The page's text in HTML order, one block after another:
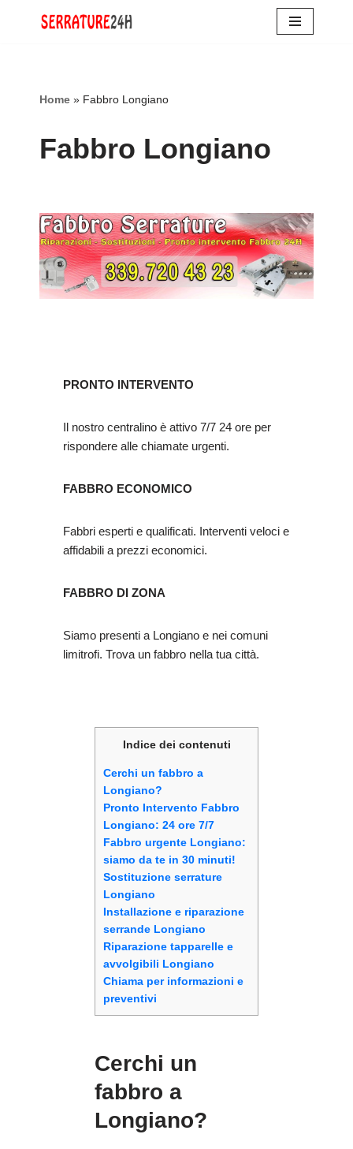
Home » Fabbro Longiano
Fabbro Longiano
PRONTO INTERVENTO
Il nostro centralino è attivo 7/7 24 ore per
rispondere alle chiamate urgenti.
FABBRO ECONOMICO
Fabbri esperti e qualificati. Interventi veloci e
affidabili a prezzi economici.
FABBRO DI ZONA
Siamo presenti a Longiano e nei comuni
limitrofi. Trova un fabbro nella tua città.
Indice dei contenuti
Cerchi un fabbro a
Longiano?
Pronto Intervento Fabbro
Longiano: 24 ore 7/7
Fabbro urgente Longiano:
siamo da te in 30 minuti!
Sostituzione serrature
Longiano
Installazione e riparazione
serrande Longiano
Riparazione tapparelle e
avvolgibili Longiano
Chiama per informazioni e
preventivi
Cerchi un
fabbro a
Longiano?